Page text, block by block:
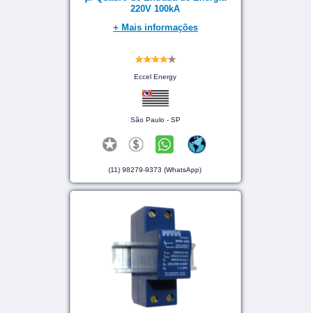
220V 100kA
+ Mais informações
Eccel Energy
São Paulo - SP
(11) 98279-9373 (WhatsApp)